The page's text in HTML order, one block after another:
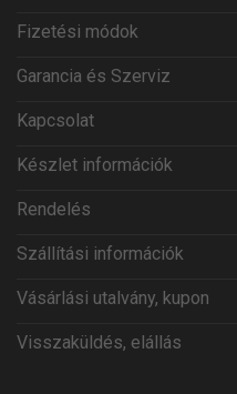
Fizetési módok
Garancia és Szerviz
Kapcsolat
Készlet információk
Rendelés
Szállítási információk
Vásárlási utalvány, kupon
Visszaküldés, elállás